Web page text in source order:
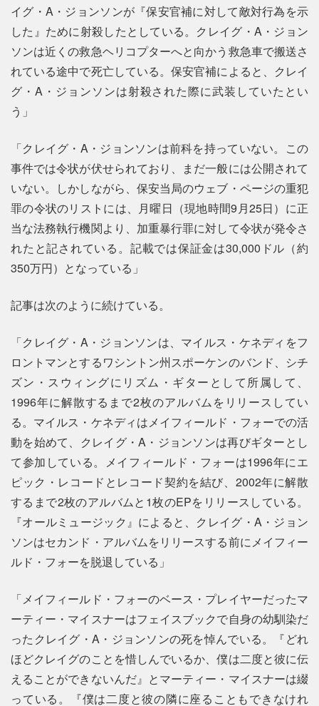
イグ・A・ジョンソンが『保安官補に対して敵対行為を示
した』ために射殺したとしている。クレイグ・A・ジョン
ソンは近くの救急ヘリコプターへと向かう救急車で搬送さ
れている途中で死亡している。保安官補によると、クレイ
グ・A・ジョンソンは射殺された際に武装していたとい
う」
「クレイグ・A・ジョンソンは前科を持っていない。この
事件では令状が伏せられており、まだ一般には公開されて
いない。しかしながら、保安当局のウェブ・ページの重犯
罪の令状のリストには、月曜日（現地時間9月25日）に正
当な法務執行機関より、加重暴行罪に対して令状が発令さ
れたと記されている。記載では保証金は30,000ドル（約
350万円）となっている」
記事は次のように続けている。
「クレイグ・A・ジョンソンは、マイルス・ケネディをフ
ロントマンとするワシントン州スポーケンのバンド、シチ
ズン・スウィングにリズム・ギターとして所属して、
1996年に解散するまで2枚のアルバムをリリースしてい
る。マイルス・ケネディはメイフィールド・フォーでの活
動を始めて、クレイグ・A・ジョンソンは再びギターとし
て参加している。メイフィールド・フォーは1996年にエ
ピック・レコードとレコード契約を結び、2002年に解散
するまで2枚のアルバムと1枚のEPをリリースしている。
『オールミュージック』によると、クレイグ・A・ジョン
ソンはセカンド・アルバムをリリースする前にメイフィー
ルド・フォーを脱退している」
「メイフィールド・フォーのベース・プレイヤーだったマ
ーティー・マイスナーはフェイスブックで自身の幼馴染だ
ったクレイグ・A・ジョンソンの死を悼んでいる。『どれ
ほどクレイグのことを惜しんでいるか、僕は二度と彼に伝
えることができないんだ』とマーティー・マイスナーは綴
っている。『僕は二度と彼の隣に座ることもできなけれ